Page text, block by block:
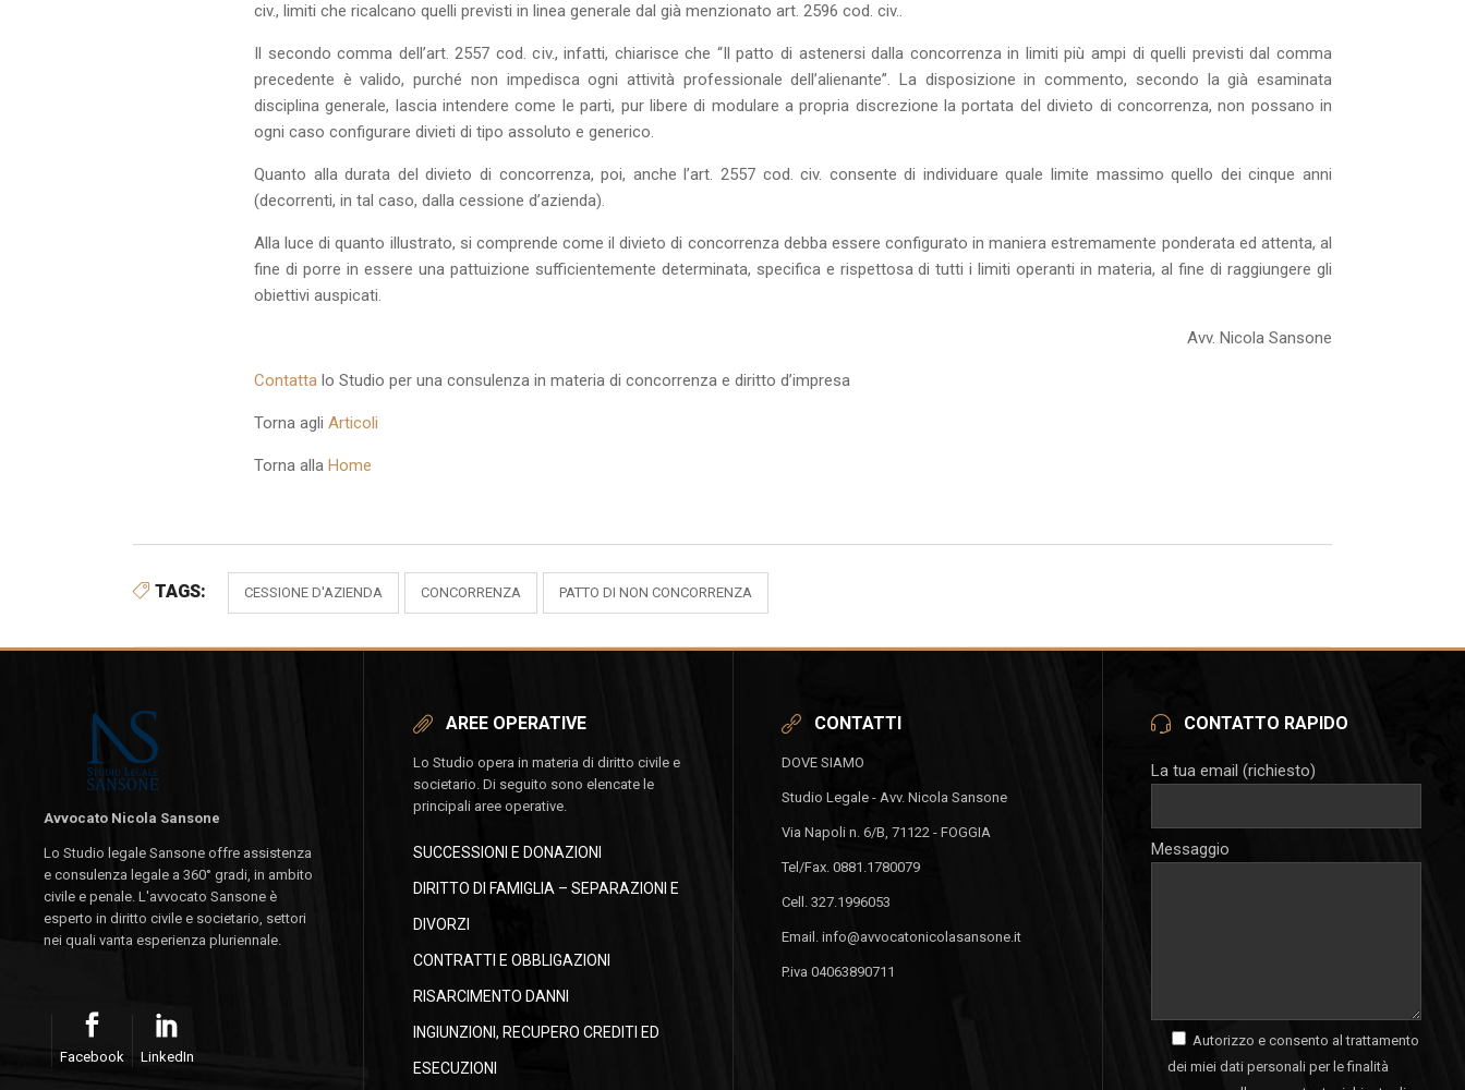
civ., limiti che ricalcano quelli previsti in linea generale dal già menzionato art. 2596 cod. civ..
Il secondo comma dell’art. 2557 cod. civ., infatti, chiarisce che “Il patto di astenersi dalla concorrenza in limiti più ampi di quelli previsti dal comma
precedente è valido, purché non impedisca ogni attività professionale dell’alienante”. La disposizione in commento, secondo la già esaminata
disciplina generale, lascia intendere come le parti, pur libere di modulare a propria discrezione la portata del divieto di concorrenza, non possano in
ogni caso configurare divieti di tipo assoluto e generico.
Quanto alla durata del divieto di concorrenza, poi, anche l’art. 2557 cod. civ. consente di individuare quale limite massimo quello dei cinque anni
(decorrenti, in tal caso, dalla cessione d’azienda).
Alla luce di quanto illustrato, si comprende come il divieto di concorrenza debba essere configurato in maniera estremamente ponderata ed attenta, al
fine di porre in essere una pattuizione sufficientemente determinata, specifica e rispettosa di tutti i limiti operanti in materia, al fine di raggiungere gli
obiettivi auspicati.
Avv. Nicola Sansone
Contatta lo Studio per una consulenza in materia di concorrenza e diritto d’impresa
Torna agli Articoli
Torna alla Home
TAGS: CESSIONE D'AZIENDA CONCORRENZA PATTO DI NON CONCORRENZA
Avvocato Nicola Sansone
Lo Studio legale Sansone offre assistenza
e consulenza legale a 360° gradi, in ambito
civile e penale. L'avvocato Sansone è
esperto in diritto civile e societario, settori
nei quali vanta esperienza pluriennale.
Facebook LinkedIn
AREE OPERATIVE
Lo Studio opera in materia di diritto civile e
societario. Di seguito sono elencate le
principali aree operative.
SUCCESSIONI E DONAZIONI
DIRITTO DI FAMIGLIA – SEPARAZIONI E
DIVORZI
CONTRATTI E OBBLIGAZIONI
RISARCIMENTO DANNI
INGIUNZIONI, RECUPERO CREDITI ED
ESECUZIONI
CONTATTI
DOVE SIAMO
Studio Legale - Avv. Nicola Sansone
Via Napoli n. 6/B, 71122 - FOGGIA
Tel/Fax. 0881.1780079
Cell. 327.1996053
Email. info@avvocatonicolasansone.it
P.iva 04063890711
CONTATTO RAPIDO
La tua email (richiesto)
Messaggio
Autorizzo e consento al trattamento
dei miei dati personali per le finalità